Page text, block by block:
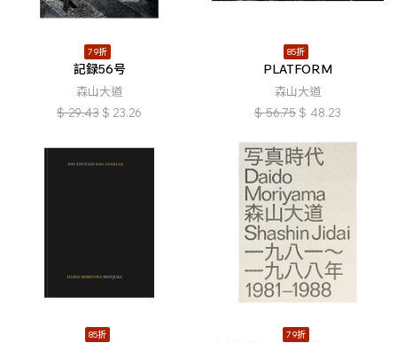
79折
記録56号
森山大道
$ 29.43 $ 23.26
85折
PLATFORM
森山大道
$ 56.75 $ 48.23
85折 79折